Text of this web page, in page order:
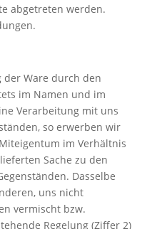
abgetreten werden.
der Ware durch den
im Namen und im
Verarbeitung mit uns
so erwerben wir
im Verhältnis
Sache zu den
Dasselbe
uns nicht
vermischt bzw.
Regelung (Ziffer 2)